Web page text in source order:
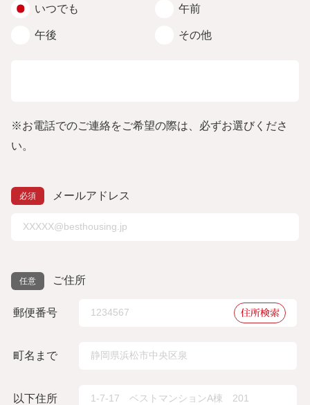
いつでも 午前
午後 その他
※お電話でのご連絡をご希望の際は、必ずお選びくださ
い。
メールアドレス
ご住所
郵便番号 住所検索
町名まで
以下住所